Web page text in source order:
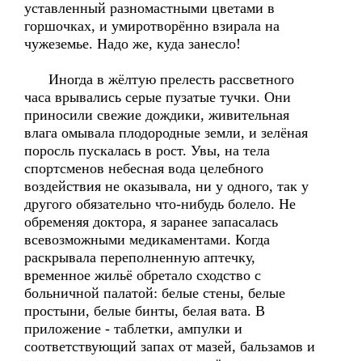
уставленный разномастными цветами в
горшочках, и умиротворённо взирала на
чужеземье. Надо же, куда занесло!
Иногда в жёлтую прелесть рассветного
часа врывались серые пузатые тучки. Они
приносили свежие дождики, живительная
влага омывала плодородные земли, и зелёная
поросль пускалась в рост. Увы, на тела
спортсменов небесная вода целебного
воздействия не оказывала, ни у одного, так у
другого обязательно что-нибудь болело. Не
обременяя доктора, я заранее запасалась
всевозможными медикаментами. Когда
раскрывала переполненную аптечку,
временное жильё обретало сходство с
больничной палатой: белые стены, белые
простыни, белые бинты, белая вата. В
приложение - таблетки, ампулки и
соответствующий запах от мазей, бальзамов и